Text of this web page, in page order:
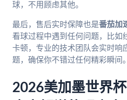
球，不用顾虑其他。
最后，售后实时保障也是番茄加
看球过程中遇到任何问题，比如
卡顿，专业的技术团队会实时响
题，确保你不错过任何精彩瞬间。
2026美加墨世界